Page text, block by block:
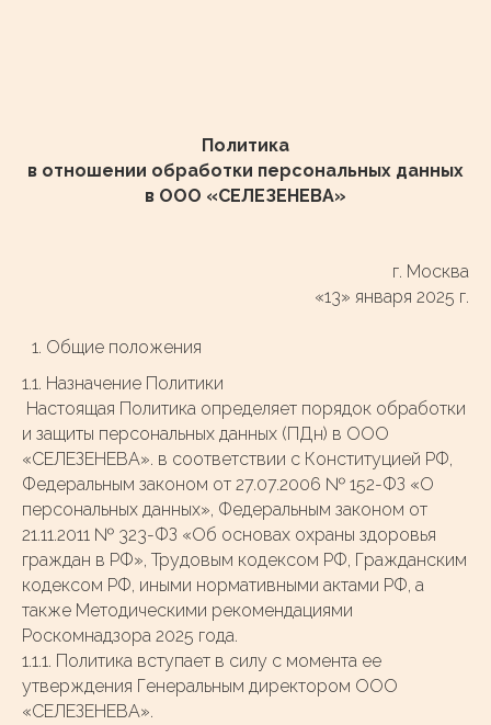
Политика
в отношении обработки персональных данных
в ООО «СЕЛЕЗЕНЕВА»
г. Москва
«13» января 2025 г.
Общие положения
1.1. Назначение Политики
Настоящая Политика определяет порядок обработки
и защиты персональных данных (ПДн) в ООО
«СЕЛЕЗЕНЕВА». в соответствии с Конституцией РФ,
Федеральным законом от 27.07.2006 № 152-ФЗ «О
персональных данных», Федеральным законом от
21.11.2011 № 323-ФЗ «Об основах охраны здоровья
граждан в РФ», Трудовым кодексом РФ, Гражданским
кодексом РФ, иными нормативными актами РФ, а
также Методическими рекомендациями
Роскомнадзора 2025 года.
1.1.1. Политика вступает в силу с момента ее
утверждения Генеральным директором ООО
«СЕЛЕЗЕНЕВА».